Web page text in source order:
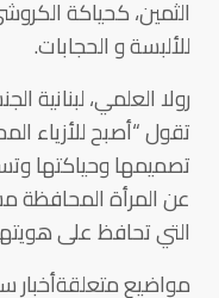
الثمين، كحياكة
للألبسة و الحجابات.
رولا العلمي، لبنانية
تقول “أصبح للأزياء
تصميمها وحياكتها
عن المرأة المحافظة
التي تحافظ على
مواضيع متعلقةأخبار